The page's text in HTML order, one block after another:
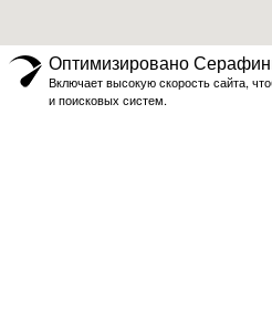
Оптимизировано
Включает высокую скорость сайта,
и поисковых систем.